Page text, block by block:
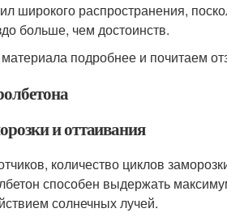
широкого распространения,
больше, чем достоинств.
подробнее и почитаем
и оттаивания
количество циклов
способен выдержать
солнечных лучей.